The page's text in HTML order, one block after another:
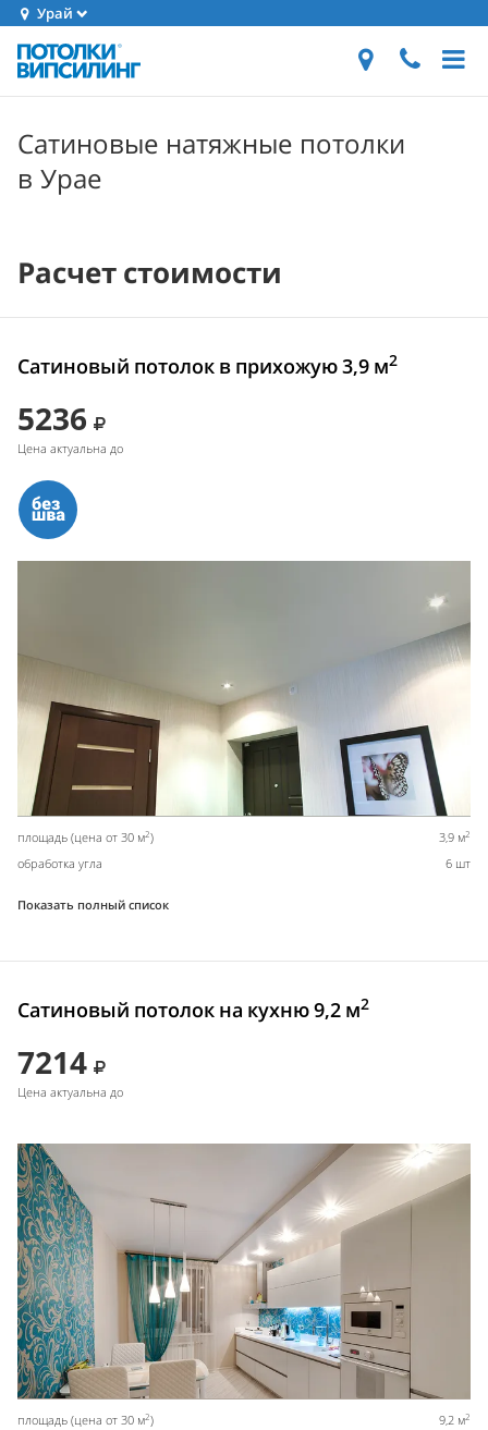
Урай
Сатиновые натяжные потолки
в Урае
Расчет стоимости
Сатиновый потолок в прихожую 3,9 м2
5236
Цена актуальна до
площадь (цена от 30 м2) 3,9 м2
обработка угла 6 шт
Показать полный список
Сатиновый потолок на кухню 9,2 м2
7214
Цена актуальна до
площадь (цена от 30 м2) 9,2 м2